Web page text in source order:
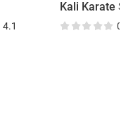
4.1
Kali Karate
0.0